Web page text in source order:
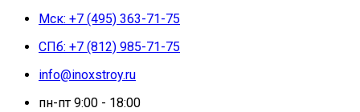
Мск: +7 (495) 363-71-75
СПб: +7 (812) 985-71-75
info@inoxstroy.ru
пн-пт 9:00 - 18:00